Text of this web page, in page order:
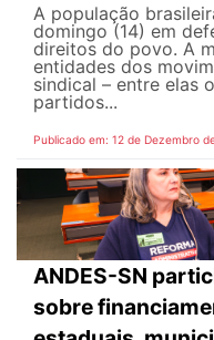
A população
domingo (14) em
direitos do povo. A
entidades dos
sindical – entre elas
partidos...
Publicado em: 12 de Dezembro
ANDES-SN
sobre